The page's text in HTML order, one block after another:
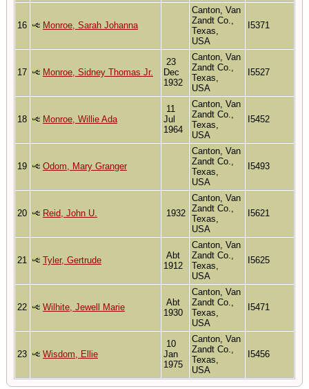
16 Monroe, Sarah Johanna
Canton, Van
Zandt Co.,
Texas,
USA
I5371
17 Monroe, Sidney Thomas Jr.
23
Dec
1932
Canton, Van
Zandt Co.,
Texas,
USA
I5527
18 Monroe, Willie Ada
11
Jul
1964
Canton, Van
Zandt Co.,
Texas,
USA
I5452
19 Odom, Mary Granger
Canton, Van
Zandt Co.,
Texas,
USA
I5493
20 Reid, John U. 1932
Canton, Van
Zandt Co.,
Texas,
USA
I5621
21 Tyler, Gertrude
Abt
1912
Canton, Van
Zandt Co.,
Texas,
USA
I5625
22 Wilhite, Jewell Marie
Abt
1930
Canton, Van
Zandt Co.,
Texas,
USA
I5471
23 Wisdom, Ellie
10
Jan
1975
Canton, Van
Zandt Co.,
Texas,
USA
I5456